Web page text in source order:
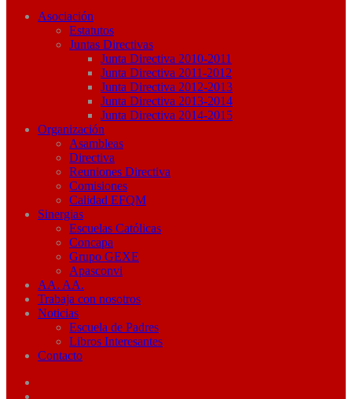
Asociación
Estatutos
Juntas Directivas
Junta Directiva 2010-2011
Junta Directiva 2011-2012
Junta Directiva 2012-2013
Junta Directiva 2013-2014
Junta Directiva 2014-2015
Organización
Asambleas
Directiva
Reuniones Directiva
Comisiones
Calidad EFQM
Sinergias
Escuelas Católicas
Concapa
Grupo GEXE
Apasconvi
AA. AA.
Trabaja con nosotros
Noticias
Escuela de Padres
Libros Interesantes
Contacto